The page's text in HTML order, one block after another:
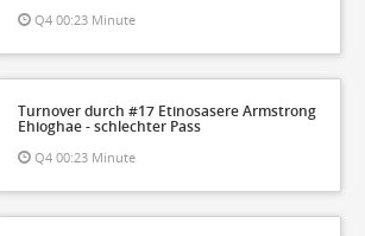
Q4 00:23 Minute
Turnover durch #17 Etinosasere Armstrong
Ehioghae - schlechter Pass
Q4 00:23 Minute